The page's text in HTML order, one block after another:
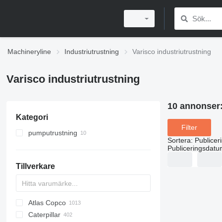
Machineryline Industriutrustning Varisco industriutrustning
Varisco industriutrustning
Kategori
pumputrustning
Tillverkare
PDS
APD
AB
Ensis
Pega
VZ
AG3
Atlas Copco
DrillAir
QAS
PDP
E-series
B-series
BM
GFS
VT
Rover
PA
Airpure
BySprint Fiber
CK
SR
Caterpillar
10 annonser:
Filter
Sortera: